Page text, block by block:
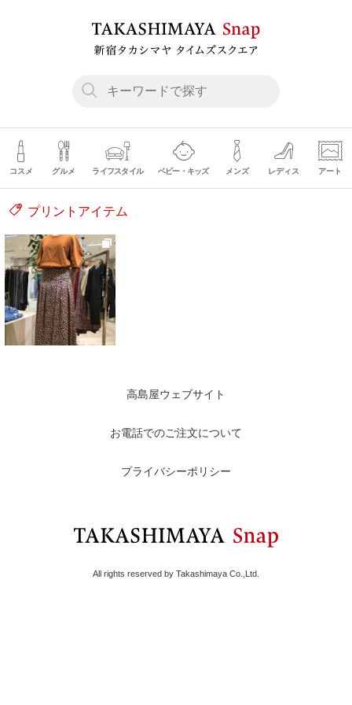
コスメ グルメ ライフスタイル ベビー・キッズ メンズ レディス アート
プリントアイテム
高島屋ウェブサイト
お電話でのご注文について
プライバシーポリシー
All rights reserved by Takashimaya Co.,Ltd.